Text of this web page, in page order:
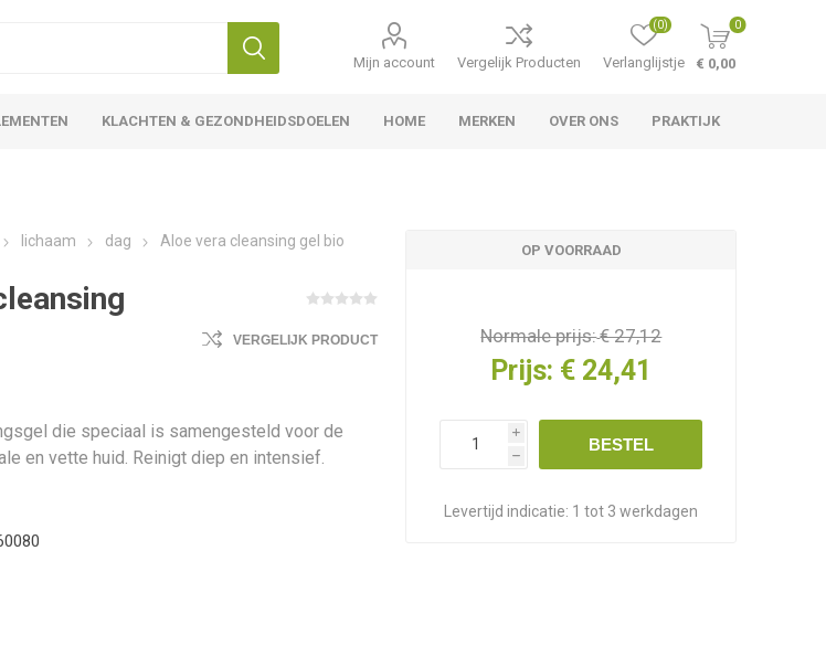
Mijn account Vergelijk Producten Verlanglijstje
(0) 0
€ 0,00
KLACHTEN & GEZONDHEIDSDOELEN HOME MERKEN OVER ONS PRAKTIJK
lichaam dag Aloe vera cleansing gel bio
VERGELIJK PRODUCT
die speciaal is samengesteld voor de
en vette huid. Reinigt diep en intensief.
OP VOORRAAD
Normale prijs:€ 27,12
Prijs: € 24,41
i
h
BESTEL
Levertijd indicatie: 1 tot 3 werkdagen